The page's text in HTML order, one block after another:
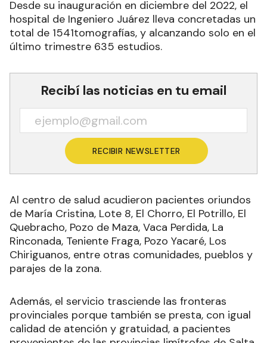
Desde su inauguración en diciembre del 2022, el
hospital de Ingeniero Juárez lleva concretadas un
total de 1541tomografías, y alcanzando solo en el
último trimestre 635 estudios.
Recibí las noticias en tu email
RECIBIR NEWSLETTER
Al centro de salud acudieron pacientes oriundos
de María Cristina, Lote 8, El Chorro, El Potrillo, El
Quebracho, Pozo de Maza, Vaca Perdida, La
Rinconada, Teniente Fraga, Pozo Yacaré, Los
Chiriguanos, entre otras comunidades, pueblos y
parajes de la zona.
Además, el servicio trasciende las fronteras
provinciales porque también se presta, con igual
calidad de atención y gratuidad, a pacientes